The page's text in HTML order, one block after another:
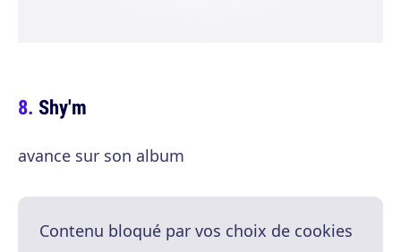
Shy'm
avance sur son album
Contenu bloqué par vos choix de cookies